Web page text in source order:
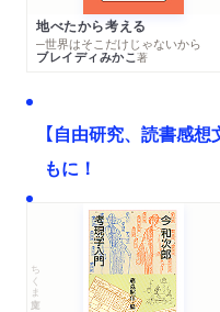
地べたから考える
─世界はそこだけじゃないから
ブレイディみかこ著
【自由研究、読書感
もに！
ちくま文庫